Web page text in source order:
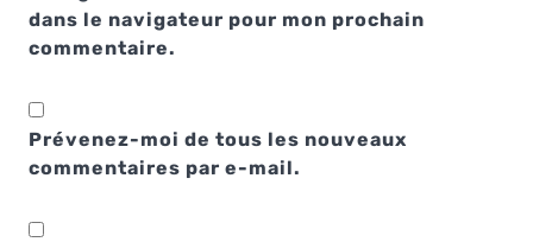
dans le navigateur pour mon prochain
commentaire.
Prévenez-moi de tous les nouveaux
commentaires par e-mail.